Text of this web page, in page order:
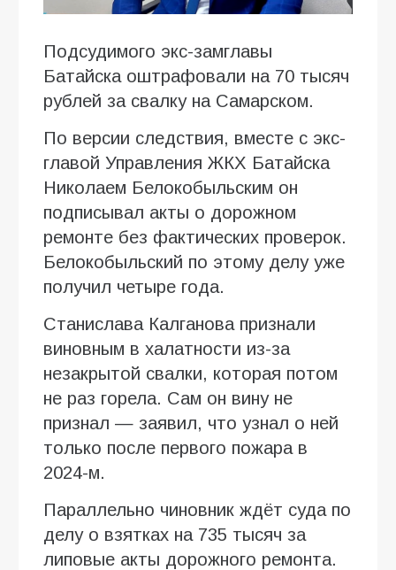
Подсудимого экс-замглавы
Батайска оштрафовали на 70 тысяч
рублей за свалку на Самарском.
По версии следствия, вместе с экс-
главой Управления ЖКХ Батайска
Николаем Белокобыльским он
подписывал акты о дорожном
ремонте без фактических проверок.
Белокобыльский по этому делу уже
получил четыре года.
Станислава Калганова признали
виновным в халатности из-за
незакрытой свалки, которая потом
не раз горела. Сам он вину не
признал — заявил, что узнал о ней
только после первого пожара в
2024-м.
Параллельно чиновник ждёт суда по
делу о взятках на 735 тысяч за
липовые акты дорожного ремонта.